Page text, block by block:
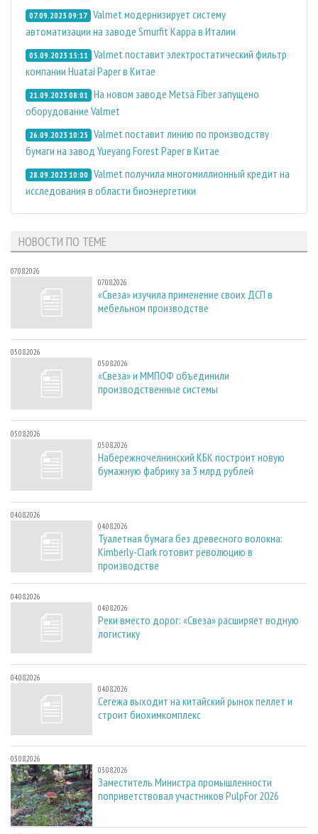
07.09.2023 09:17 Valmet модернизирует систему
автоматизации на заводе Smurfit Kappa в Италии
05.09.2023 15:11 Valmet поставит электростатический фильтр
компании Huatai Paper в Китае
21.09.2023 08:01 На новом заводе Metsä Fiber запущено
оборудование Valmet
26.09.2023 10:25 Valmet поставит линию по производству
бумаги на завод Yueyang Forest Paper в Китае
28.09.2023 10:00 Valmet получила многомиллионный кредит на
исследования в области биоэнергетики
НОВОСТИ ПО ТЕМЕ
07.08.2026
07.08.2026
«Свеза» изучила применение своих ДСП в
мебельном производстве
05.08.2026
05.08.2026
«Свеза» и ММПОФ объединили
производственные системы
05.08.2026
05.08.2026
Набережночелнинский КБК построит новую
бумажную фабрику за 3 млрд рублей
04.08.2026
04.08.2026
Туалетная бумага без древесного волокна:
Kimberly-Clark готовит революцию в
производстве
04.08.2026
04.08.2026
Реки вместо дорог: «Свеза» расширяет водную
логистику
04.08.2026
04.08.2026
Сегежа выходит на китайский рынок пеллет и
строит биохимкомплекс
03.08.2026
03.08.2026
Заместитель Министра промышленности
поприветствовал участников PulpFor 2026